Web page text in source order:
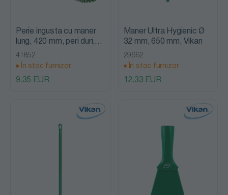
Perie ingusta cu maner
lung, 420 mm, peri duri,
Vikan, verde
41852
În stoc furnizor
9.35 EUR
Maner Ultra Hygienic Ø
32 mm, 650 mm, Vikan
29662
În stoc furnizor
12.33 EUR